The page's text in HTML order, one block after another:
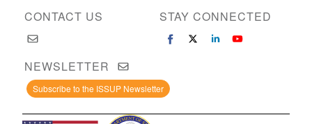
CONTACT US STAY CONNECTED
NEWSLETTER
Subscribe to the ISSUP Newsletter